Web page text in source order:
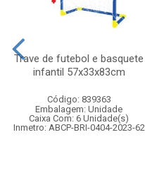
Trave de futebol e basquete
infantil 57x33x83cm
Código: 839363
Embalagem: Unidade
Caixa Com: 6 Unidade(s)
Inmetro: ABCP-BRI-0404-2023-62